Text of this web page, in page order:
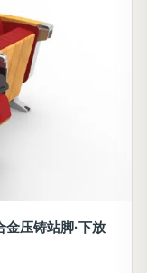
压铸站脚·下放